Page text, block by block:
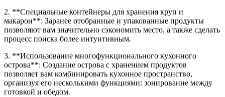
2. **Специальные контейнеры для хранения круп и
макарон**: Заранее отобранные и упакованные продукты
позволяют вам значительно сэкономить место, а также сделать
процесс поиска более интуитивным.
3. **Использование многофункционального кухонного
острова**: Создание острова с хранением продуктов
позволяет вам комбинировать кухонное пространство,
организуя его несколькими функциями: зонирование между
готовкой и обедом.